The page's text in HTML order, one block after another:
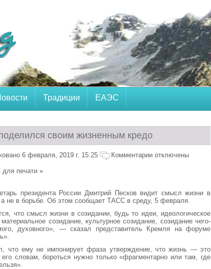
Традиции ЕАЭС
своим жизненным кредо
6 февраля, 2019 г. 15:25 Комментарии отключены
для печати »
президента России Дмитрий Песков видит смысл жизни в
а не в борьбе. Об этом сообщает ТАСС в среду, 5 февраля.
что смысл жизни в созидании, будь то идеи, идеологическое
созидание, культурное созидание, созидание чего-
духовного», — сказал представитель Кремля на форуме
что ему не импонирует фраза утверждение, что жизнь — это
словам, бороться нужно только «фрагментарно или там, где